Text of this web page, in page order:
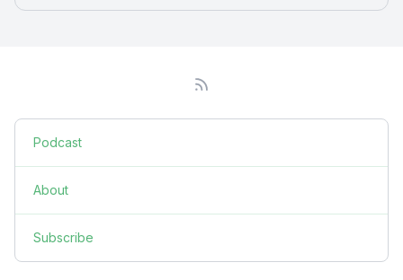
Podcast
About
Subscribe